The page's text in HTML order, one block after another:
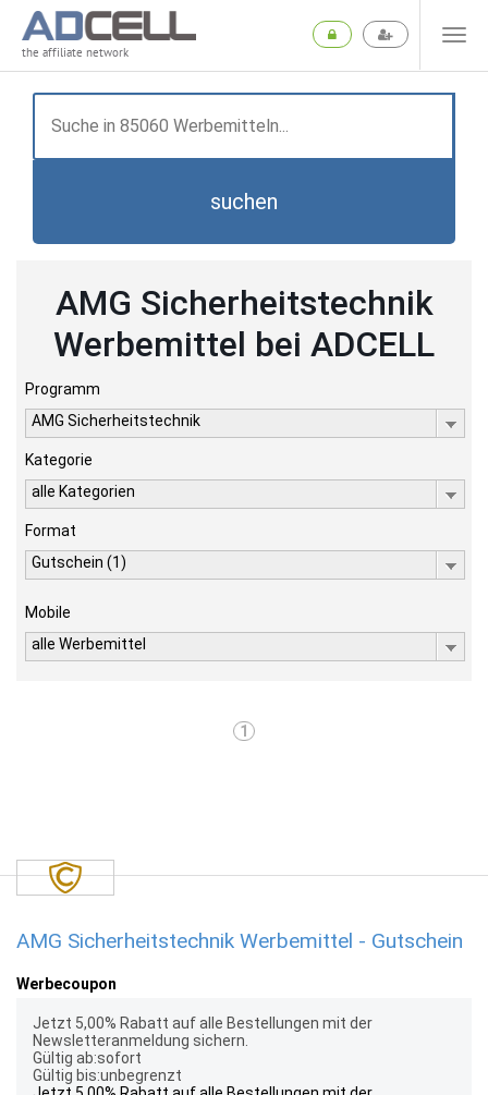
the affiliate network
suchen
AMG Sicherheitstechnik
Werbemittel bei ADCELL
Programm
AMG Sicherheitstechnik
Kategorie
alle Kategorien
Format
Gutschein (1)
Mobile
alle Werbemittel
1
AMG Sicherheitstechnik Werbemittel - Gutschein
Werbecoupon
Jetzt 5,00% Rabatt auf alle Bestellungen mit der
Newsletteranmeldung sichern.
Gültig ab:sofort
Gültig bis:unbegrenzt